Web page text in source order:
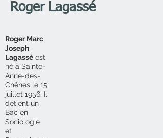
Roger Lagassé
Roger Marc
Joseph
Lagassé est
né à Sainte-
Anne-des-
Chênes le 15
juillet 1956. Il
détient un
Bac en
Sociologie
et